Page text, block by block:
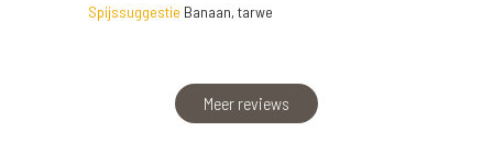
Spijssuggestie Banaan, tarwe
Meer reviews